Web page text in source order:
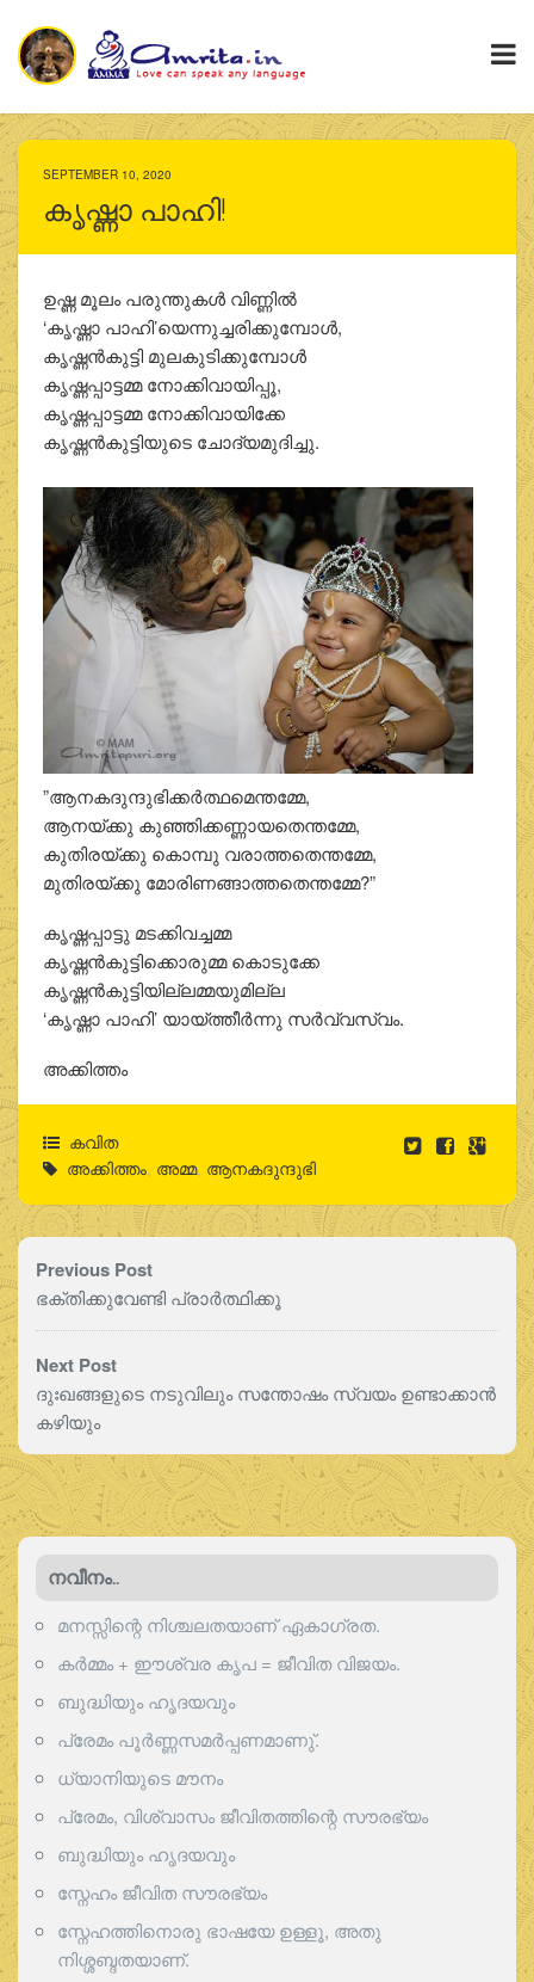
SEPTEMBER 10, 2020
കൃഷ്ണാ പാഹി!
ഉഷ്ണ മൂലം പരുന്തുകള്‍ വിണ്ണില്‍
‘കൃഷ്ണാ പാഹി’യെന്നുച്ചരിക്കുമ്പോള്‍,
കൃഷ്ണന്‍കുട്ടി മുലകുടിക്കുമ്പോള്‍
കൃഷ്ണപ്പാട്ടമ്മ നോക്കിവായിപ്പൂ,
കൃഷ്ണപ്പാട്ടമ്മ നോക്കിവായിക്കേ
കൃഷ്ണന്‍കുട്ടിയുടെ ചോദ്യമുദിച്ചു.
”ആനകദുന്ദുഭിക്കര്‍ത്ഥമെന്തമ്മേ,
ആനയ്ക്കു കുഞ്ഞിക്കണ്ണായതെന്തമ്മേ,
കുതിരയ്ക്കു കൊമ്പു വരാത്തതെന്തമ്മേ,
മുതിരയ്ക്കു മോരിണങ്ങാത്തതെന്തമ്മേ?”
കൃഷ്ണപ്പാട്ടു മടക്കിവച്ചമ്മ
കൃഷ്ണന്‍കുട്ടിക്കൊരുമ്മ കൊടുക്കേ
കൃഷ്ണന്‍കുട്ടിയില്ലമ്മയുമില്ല
‘കൃഷ്ണാ പാഹി’ യായ്ത്തീര്‍ന്നു സര്‍വ്വസ്വം.
അക്കിത്തം
കവിത
അക്കിത്തം, അമ്മ, ആനകദുന്ദുഭി
Previous Post
ഭക്തിക്കുവേണ്ടി പ്രാര്‍ത്ഥിക്കൂ
Next Post
ദുഃഖങ്ങളുടെ നടുവിലും സന്തോഷം സ്വയം ഉണ്ടാക്കാന്‍
കഴിയും
നവീനം..
മനസ്സിന്റെ നിശ്ചലതയാണ് ഏകാഗ്രത.
കർമ്മം + ഈശ്വര കൃപ = ജീവിത വിജയം.
ബുദ്ധിയും ഹൃദയവും
പ്രേമം പൂര്‍ണ്ണസമര്‍പ്പണമാണു്.
ധ്യാനിയുടെ മൗനം
പ്രേമം, വിശ്വാസം ജീവിതത്തിന്റെ സൗരഭ്യം
ബുദ്ധിയും ഹൃദയവും
സ്നേഹം ജീവിത സൗരഭ്യം
സ്നേഹത്തിനൊരു ഭാഷയേ ഉള്ളൂ, അതു
നിശ്ശബ്ദതയാണ്.